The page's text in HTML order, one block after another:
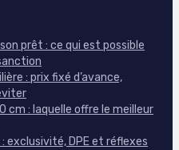
prêt : ce qui est possible
: prix fixé d’avance,
cm : laquelle offre le meilleur
exclusivité, DPE et réflexes